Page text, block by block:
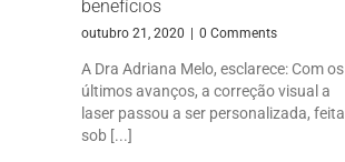
benefícios
outubro 21, 2020 0 Comments
A Dra Adriana Melo, esclarece: Com os
últimos avanços, a correção visual a
laser passou a ser personalizada, feita
sob [...]